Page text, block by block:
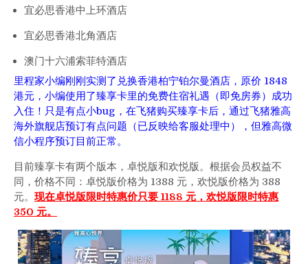
宜必思香港中上环酒店
宜必思香港北角酒店
澳门十六浦索菲特酒店
里程家小编刚刚实测了兑换香港柏宁铂尔曼酒店，原价 1848
港元，小编使用了臻享卡里的免费住宿礼遇（即免房券）成功
入住！只是有点小bug，在飞猪购买臻享卡后，通过飞猪雅高
海外旗舰店预订有点问题（已反映给客服处理中），但雅高微
信小程序预订目前正常。
目前臻享卡有两个版本，卓悦版和欢悦版。根据会员权益不
同，价格不同：卓悦版价格为 1388 元，欢悦版价格为 388
元。 现在卓悦版限时特惠价只要 1188 元，欢悦版限时特惠
350 元。